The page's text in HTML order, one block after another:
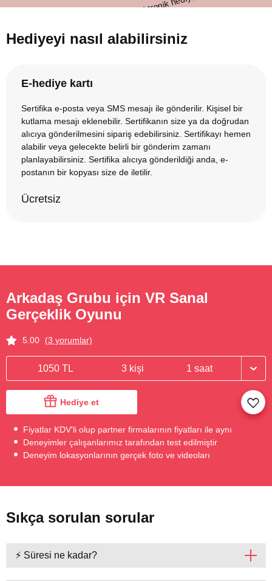
Hediyeyi nasıl alabilirsiniz
E-hediye kartı
Sertifika e-posta veya SMS mesajı ile gönderilir. Kişisel bir
kutlama mesajı eklenebilir. Sertifikanın size ya da doğrudan
alıcıya gönderilmesini sipariş edebilirsiniz. Sertifikayı hemen
alabilir veya gelecekte belirli bir gönderim zamanı
planlayabilirsiniz. Sertifika alıcıya gönderildiği anda, e-
postanın bir kopyası size de iletilir.
Ücretsiz
Arkadaş Grubu için VR Sanal
Gerçeklik Oyunu
5.00 (3 yorumlar)
1050 TL 3 kişi 1 saat
Hediye et
Fiyatlar KDV'li olup partner firmalarının fiyatları ile aynı
Deneyimler çalışanlarımız tarafından test edilmiştir
Deneyim lokasyonlarının gerçek foto ve videoları
Sıkça sorulan sorular
⚡ Süresi ne kadar?